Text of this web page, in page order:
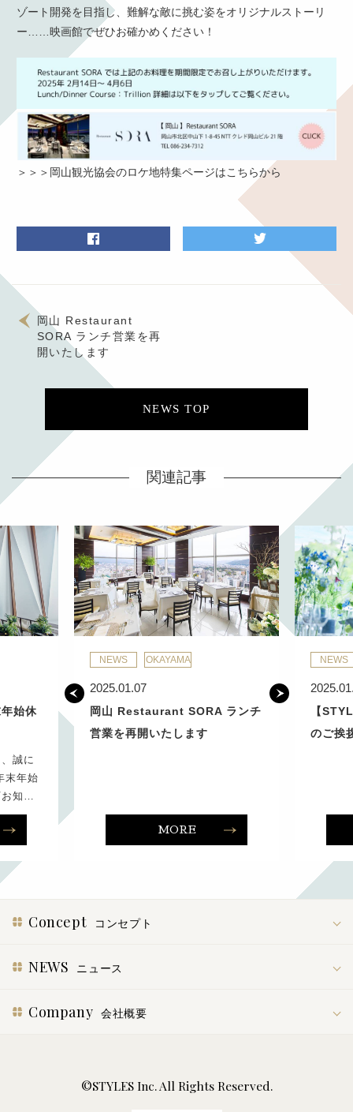
ゾート開発を目指し、難解な敵に挑む姿をオリジナルストーリ
ー……映画館でぜひお確かめください！
＞＞＞岡山観光協会のロケ地特集ページはこちらから
岡山 Restaurant
SORA ランチ営業を再
開いたします
NEWS TOP
関連記事
始休
誠に
末年始
お知…
NEWS OKAYAMA
2025.01.07
岡山 Restaurant SORA ランチ
営業を再開いたします
MORE
NEWS
【
のご挨
Concept コンセプト
NEWS ニュース
Company 会社概要
©STYLES Inc. All Rights Reserved.